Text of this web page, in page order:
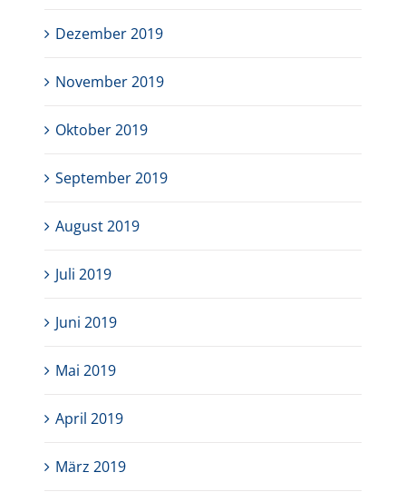
Dezember 2019
November 2019
Oktober 2019
September 2019
August 2019
Juli 2019
Juni 2019
Mai 2019
April 2019
März 2019